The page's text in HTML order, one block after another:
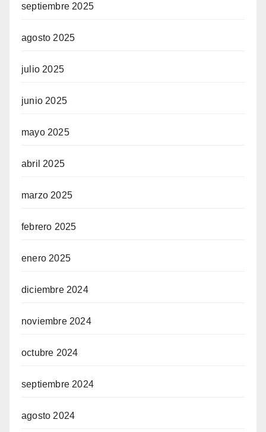
septiembre 2025
agosto 2025
julio 2025
junio 2025
mayo 2025
abril 2025
marzo 2025
febrero 2025
enero 2025
diciembre 2024
noviembre 2024
octubre 2024
septiembre 2024
agosto 2024